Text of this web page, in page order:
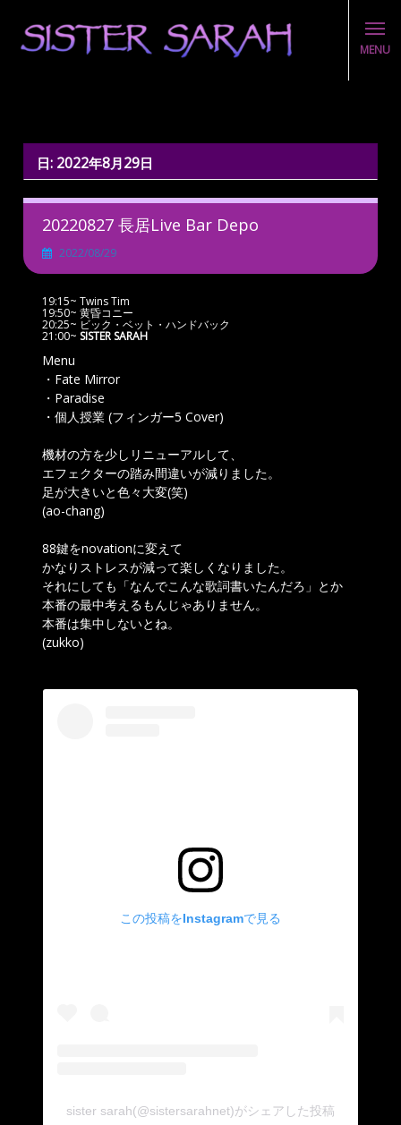
MENU
日: 2022年8月29日
20220827 長居Live Bar Depo
2022/08/29
19:15~ Twins Tim
19:50~ 黄昏コニー
20:25~ ビック・ベット・ハンドバック
21:00~ SISTER SARAH
Menu
・Fate Mirror
・Paradise
・個人授業 (フィンガー5 Cover)
機材の方を少しリニューアルして、
エフェクターの踏み間違いが減りました。
足が大きいと色々大変(笑)
(ao-chang)
88鍵をnovationに変えて
かなりストレスが減って楽しくなりました。
それにしても「なんでこんな歌詞書いたんだろ」とか
本番の最中考えるもんじゃありません。
本番は集中しないとね。
(zukko)
この投稿をInstagramで見る
sister sarah(@sistersarahnet)がシェアした投稿